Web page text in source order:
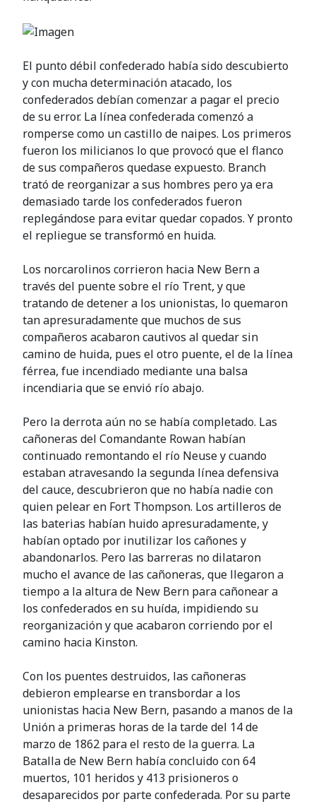
El punto débil confederado había sido descubierto
y con mucha determinación atacado, los
confederados debían comenzar a pagar el precio
de su error. La línea confederada comenzó a
romperse como un castillo de naipes. Los primeros
fueron los milicianos lo que provocó que el flanco
de sus compañeros quedase expuesto. Branch
trató de reorganizar a sus hombres pero ya era
demasiado tarde los confederados fueron
replegándose para evitar quedar copados. Y pronto
el repliegue se transformó en huida.
Los norcarolinos corrieron hacia New Bern a
través del puente sobre el río Trent, y que
tratando de detener a los unionistas, lo quemaron
tan apresuradamente que muchos de sus
compañeros acabaron cautivos al quedar sin
camino de huida, pues el otro puente, el de la línea
férrea, fue incendiado mediante una balsa
incendiaria que se envió río abajo.
Pero la derrota aún no se había completado. Las
cañoneras del Comandante Rowan habían
continuado remontando el río Neuse y cuando
estaban atravesando la segunda línea defensiva
del cauce, descubrieron que no había nadie con
quien pelear en Fort Thompson. Los artilleros de
las baterias habían huido apresuradamente, y
habían optado por inutilizar los cañones y
abandonarlos. Pero las barreras no dilataron
mucho el avance de las cañoneras, que llegaron a
tiempo a la altura de New Bern para cañonear a
los confederados en su huída, impidiendo su
reorganización y que acabaron corriendo por el
camino hacia Kinston.
Con los puentes destruidos, las cañoneras
debieron emplearse en transbordar a los
unionistas hacia New Bern, pasando a manos de la
Unión a primeras horas de la tarde del 14 de
marzo de 1862 para el resto de la guerra. La
Batalla de New Bern había concluido con 64
muertos, 101 heridos y 413 prisioneros o
desaparecidos por parte confederada. Por su parte